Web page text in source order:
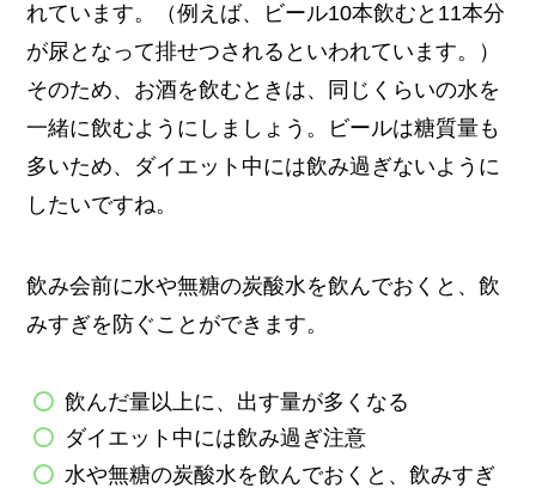
れています。（例えば、ビール10本飲むと11本分
が尿となって排せつされるといわれています。）
そのため、お酒を飲むときは、同じくらいの水を
一緒に飲むようにしましょう。ビールは糖質量も
多いため、ダイエット中には飲み過ぎないように
したいですね。
飲み会前に水や無糖の炭酸水を飲んでおくと、飲
みすぎを防ぐことができます。
飲んだ量以上に、出す量が多くなる
ダイエット中には飲み過ぎ注意
水や無糖の炭酸水を飲んでおくと、飲みすぎ